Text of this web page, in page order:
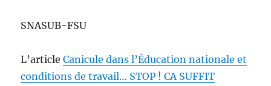
SNASUB-FSU
L’articleCanicule dans l’Éducation nationale et
conditions de travail… STOP ! CA SUFFIT